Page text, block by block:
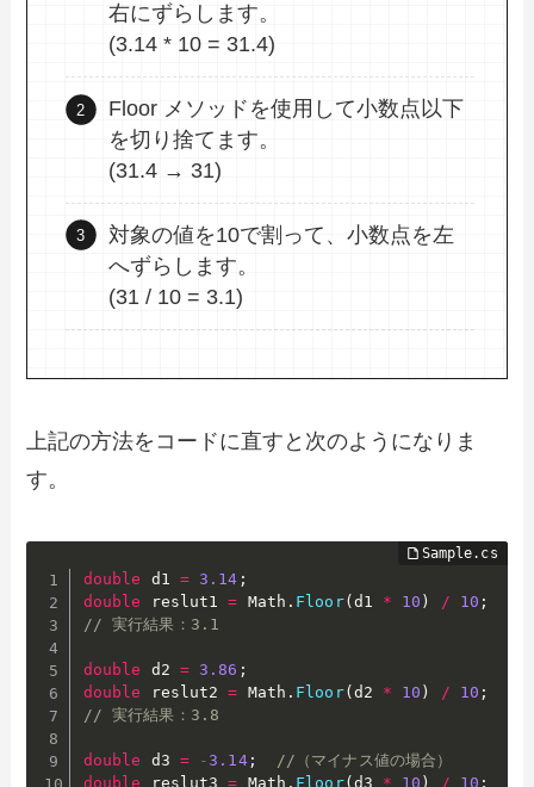
右にずらします。
(3.14 * 10 = 31.4)
Floor メソッドを使用して小数点以下
を切り捨てます。
(31.4 → 31)
対象の値を10で割って、小数点を左
へずらします。
(31 / 10 = 3.1)
上記の方法をコードに直すと次のようになりま
す。
double d1 = 3.14 ;
double reslut1 = Math . Floor( d1 * 10 ) / 10 ;
// 実行結果：3.1
double d2 = 3.86 ;
double reslut2 = Math . Floor( d2 * 10 ) / 10 ;
// 実行結果：3.8
double d3 = -3.14;
//（マイナス値の場合）
double reslut3 = Math . Floor( d3 * 10 ) / 10 ;